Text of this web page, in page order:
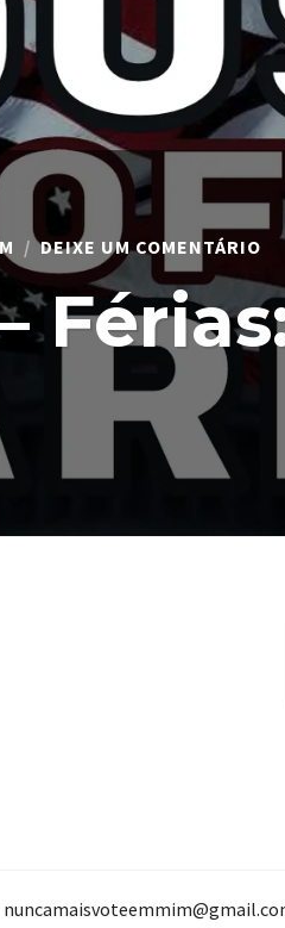
DEIXE UM COMENTÁRIO
–